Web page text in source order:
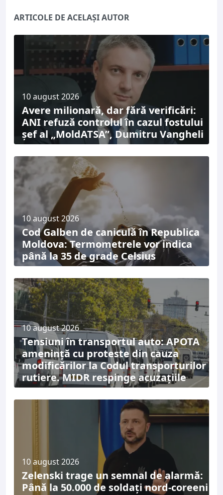
ARTICOLE DE ACELAȘI AUTOR
10 august 2026
Avere milionară, dar fără verificări:
ANI refuză controlul în cazul fostului
șef al „MoldATSA”, Dumitru Vangheli
10 august 2026
Cod Galben de caniculă în Republica
Moldova: Termometrele vor indica
până la 35 de grade Celsius
10 august 2026
Tensiuni în transportul auto: APOTA
amenință cu proteste din cauza
modificărilor la Codul transporturilor
rutiere. MIDR respinge acuzațiile
10 august 2026
Zelenski trage un semnal de alarmă:
Până la 50.000 de soldați nord-coreeni